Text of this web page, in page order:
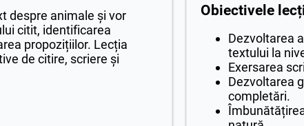
despre animale și vor
citit, identificarea
propozițiilor. Lecția
de citire, scriere și
Obiectivele
Dezvoltarea
textului la
Exersarea
Dezvoltarea
completări.